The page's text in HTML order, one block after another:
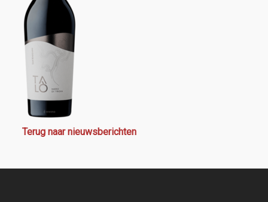
Terug naar nieuwsberichten